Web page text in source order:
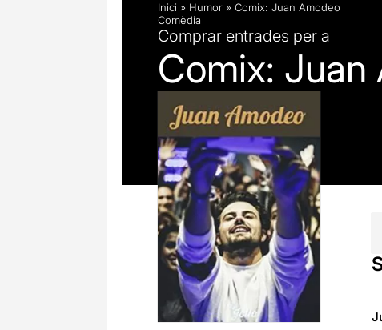
Inici » Humor » Comix: Juan Amodeo
Comèdia
Comprar entrades per a
Comix: Juan